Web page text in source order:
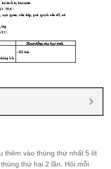
thêm vào thùng thứ nhất 5 lít
thứ hai 2 lần. Hỏi mỗi